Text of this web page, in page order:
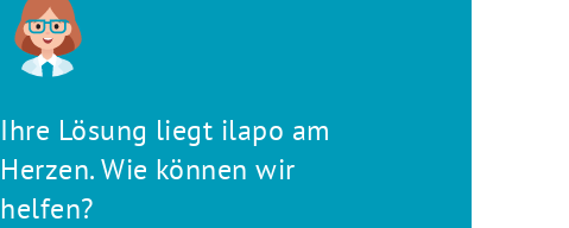
Ihre Lösung liegt ilapo am
Herzen. Wie können wir
helfen?